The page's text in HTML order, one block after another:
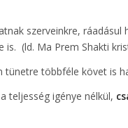
szerveinkre,
is. (ld. Ma Prem Shakti
többféle követ is
teljesség igénye nélkül,